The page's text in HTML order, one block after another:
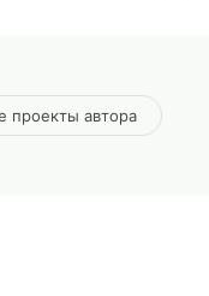
проекты автора